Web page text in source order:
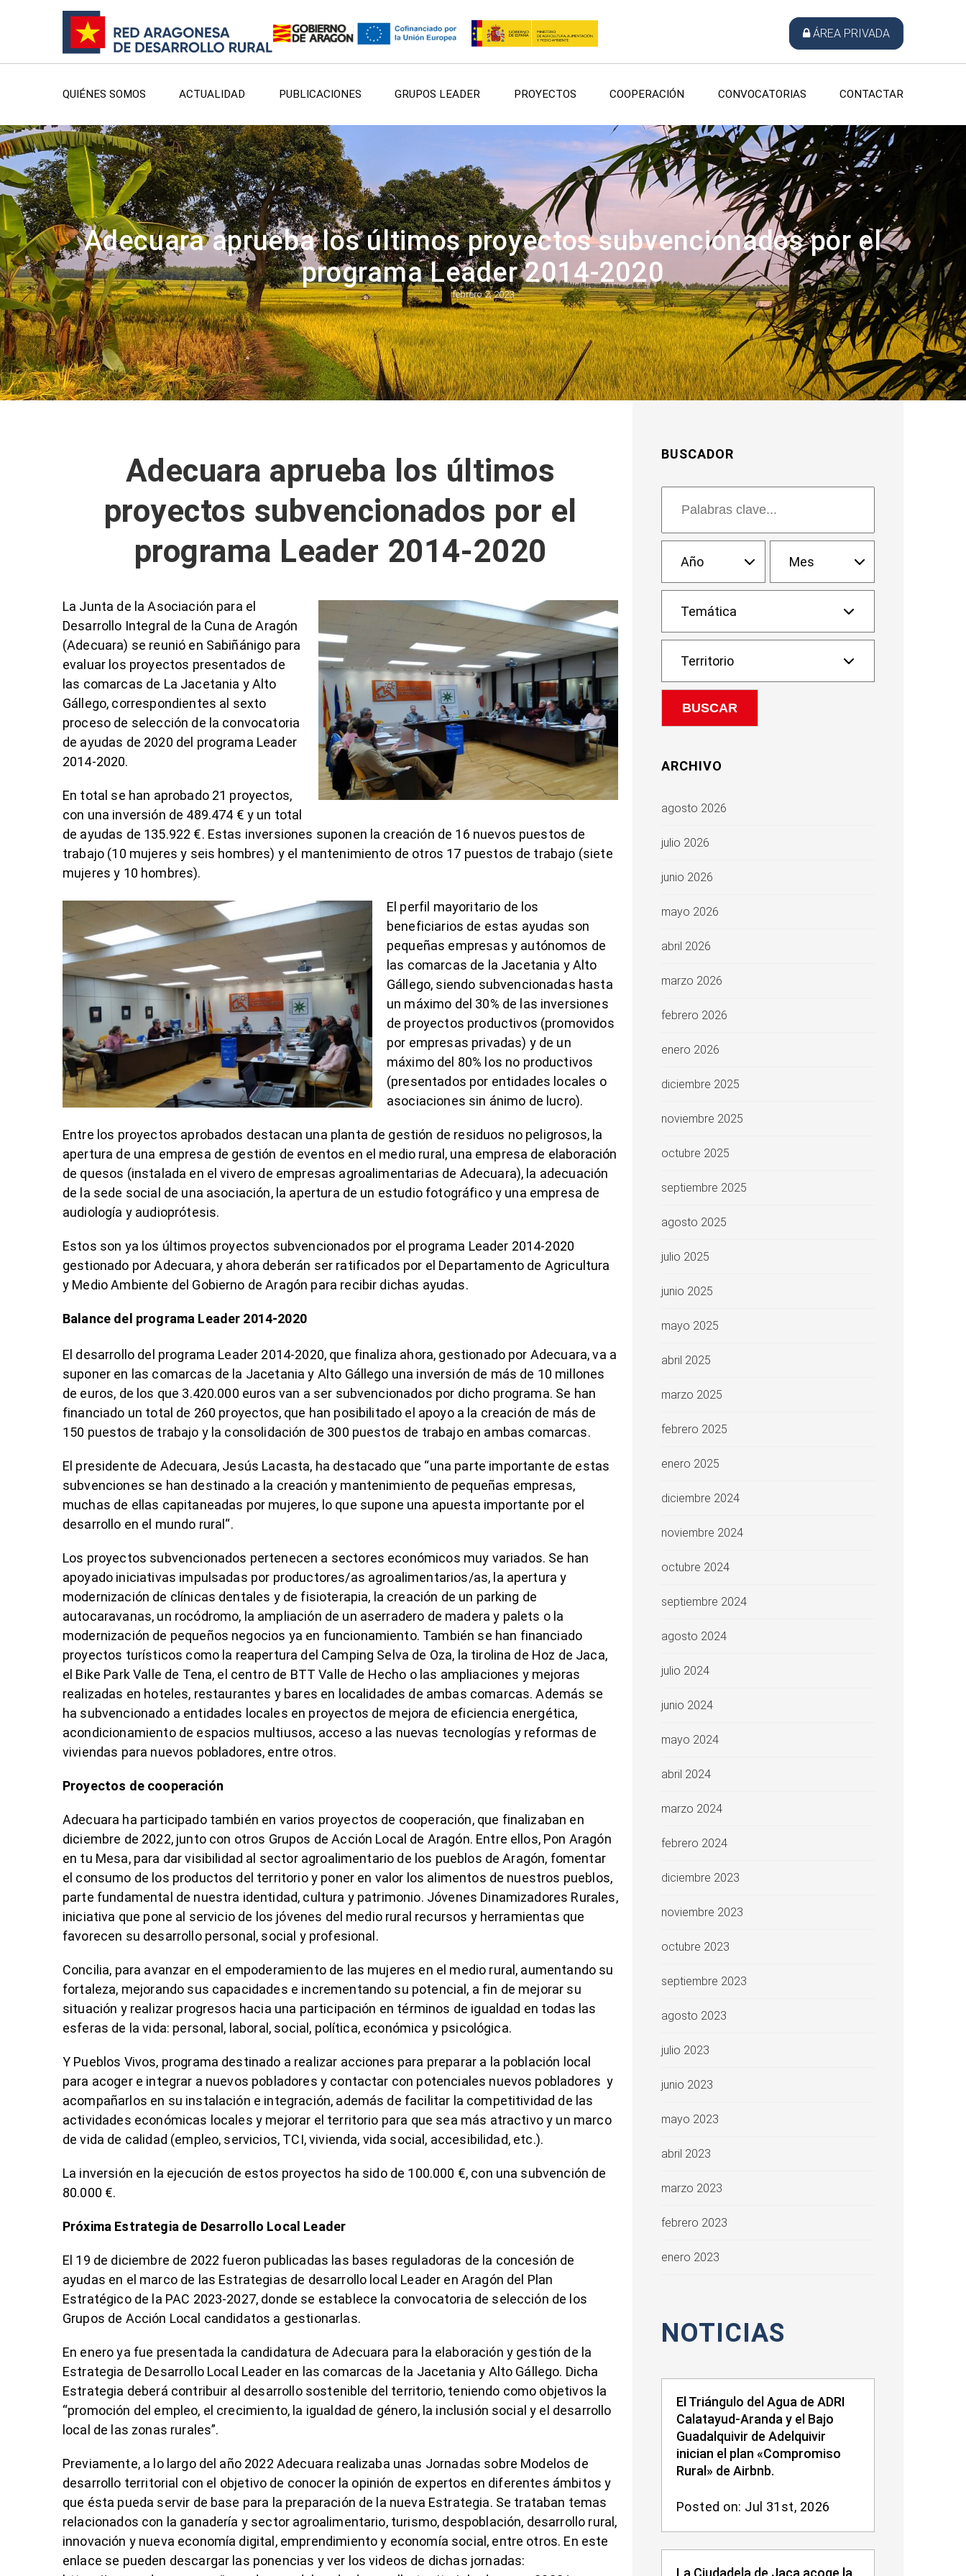
ÁREA PRIVADA
QUIÉNES SOMOS ACTUALIDAD PUBLICACIONES GRUPOS LEADER PROYECTOS COOPERACIÓN CONVOCATORIAS CONTACTAR
Adecuara aprueba los últimos proyectos subvencionados por el
programa Leader 2014-2020
febrero 2, 2023
Adecuara aprueba los últimos
proyectos subvencionados por el
programa Leader 2014-2020
La Junta de la Asociación para el
Desarrollo Integral de la Cuna de Aragón
(Adecuara) se reunió en Sabiñánigo para
evaluar los proyectos presentados de
las comarcas de La Jacetania y Alto
Gállego, correspondientes al sexto
proceso de selección de la convocatoria
de ayudas de 2020 del programa Leader
2014-2020.
En total se han aprobado 21 proyectos,
con una inversión de 489.474 € y un total
de ayudas de 135.922 €. Estas inversiones suponen la creación de 16 nuevos puestos de
trabajo (10 mujeres y seis hombres) y el mantenimiento de otros 17 puestos de trabajo (siete
mujeres y 10 hombres).
El perfil mayoritario de los
beneficiarios de estas ayudas son
pequeñas empresas y autónomos de
las comarcas de la Jacetania y Alto
Gállego, siendo subvencionadas hasta
un máximo del 30% de las inversiones
de proyectos productivos (promovidos
por empresas privadas) y de un
máximo del 80% los no productivos
(presentados por entidades locales o
asociaciones sin ánimo de lucro).
Entre los proyectos aprobados destacan una planta de gestión de residuos no peligrosos, la
apertura de una empresa de gestión de eventos en el medio rural, una empresa de elaboración
de quesos (instalada en el vivero de empresas agroalimentarias de Adecuara), la adecuación
de la sede social de una asociación, la apertura de un estudio fotográfico y una empresa de
audiología y audioprótesis.
Estos son ya los últimos proyectos subvencionados por el programa Leader 2014-2020
gestionado por Adecuara, y ahora deberán ser ratificados por el Departamento de Agricultura
y Medio Ambiente del Gobierno de Aragón para recibir dichas ayudas.
Balance del programa Leader 2014-2020
El desarrollo del programa Leader 2014-2020, que finaliza ahora, gestionado por Adecuara, va a
suponer en las comarcas de la Jacetania y Alto Gállego una inversión de más de 10 millones
de euros, de los que 3.420.000 euros van a ser subvencionados por dicho programa. Se han
financiado un total de 260 proyectos, que han posibilitado el apoyo a la creación de más de
150 puestos de trabajo y la consolidación de 300 puestos de trabajo en ambas comarcas.
El presidente de Adecuara, Jesús Lacasta, ha destacado que “una parte importante de estas
subvenciones se han destinado a la creación y mantenimiento de pequeñas empresas,
muchas de ellas capitaneadas por mujeres, lo que supone una apuesta importante por el
desarrollo en el mundo rural“.
Los proyectos subvencionados pertenecen a sectores económicos muy variados. Se han
apoyado iniciativas impulsadas por productores/as agroalimentarios/as, la apertura y
modernización de clínicas dentales y de fisioterapia, la creación de un parking de
autocaravanas, un rocódromo, la ampliación de un aserradero de madera y palets o la
modernización de pequeños negocios ya en funcionamiento. También se han financiado
proyectos turísticos como la reapertura del Camping Selva de Oza, la tirolina de Hoz de Jaca,
el Bike Park Valle de Tena, el centro de BTT Valle de Hecho o las ampliaciones y mejoras
realizadas en hoteles, restaurantes y bares en localidades de ambas comarcas. Además se
ha subvencionado a entidades locales en proyectos de mejora de eficiencia energética,
acondicionamiento de espacios multiusos, acceso a las nuevas tecnologías y reformas de
viviendas para nuevos pobladores, entre otros.
Proyectos de cooperación
Adecuara ha participado también en varios proyectos de cooperación, que finalizaban en
diciembre de 2022, junto con otros Grupos de Acción Local de Aragón. Entre ellos, Pon Aragón
en tu Mesa, para dar visibilidad al sector agroalimentario de los pueblos de Aragón, fomentar
el consumo de los productos del territorio y poner en valor los alimentos de nuestros pueblos,
parte fundamental de nuestra identidad, cultura y patrimonio. Jóvenes Dinamizadores Rurales,
iniciativa que pone al servicio de los jóvenes del medio rural recursos y herramientas que
favorecen su desarrollo personal, social y profesional.
Concilia, para avanzar en el empoderamiento de las mujeres en el medio rural, aumentando su
fortaleza, mejorando sus capacidades e incrementando su potencial, a fin de mejorar su
situación y realizar progresos hacia una participación en términos de igualdad en todas las
esferas de la vida: personal, laboral, social, política, económica y psicológica.
Y Pueblos Vivos, programa destinado a realizar acciones para preparar a la población local
para acoger e integrar a nuevos pobladores y contactar con potenciales nuevos pobladores y
acompañarlos en su instalación e integración, además de facilitar la competitividad de las
actividades económicas locales y mejorar el territorio para que sea más atractivo y un marco
de vida de calidad (empleo, servicios, TCI, vivienda, vida social, accesibilidad, etc.).
La inversión en la ejecución de estos proyectos ha sido de 100.000 €, con una subvención de
80.000 €.
Próxima Estrategia de Desarrollo Local Leader
El 19 de diciembre de 2022 fueron publicadas las bases reguladoras de la concesión de
ayudas en el marco de las Estrategias de desarrollo local Leader en Aragón del Plan
Estratégico de la PAC 2023-2027, donde se establece la convocatoria de selección de los
Grupos de Acción Local candidatos a gestionarlas.
En enero ya fue presentada la candidatura de Adecuara para la elaboración y gestión de la
Estrategia de Desarrollo Local Leader en las comarcas de la Jacetania y Alto Gállego. Dicha
Estrategia deberá contribuir al desarrollo sostenible del territorio, teniendo como objetivos la
“promoción del empleo, el crecimiento, la igualdad de género, la inclusión social y el desarrollo
local de las zonas rurales”.
Previamente, a lo largo del año 2022 Adecuara realizaba unas Jornadas sobre Modelos de
desarrollo territorial con el objetivo de conocer la opinión de expertos en diferentes ámbitos y
que ésta pueda servir de base para la preparación de la nueva Estrategia. Se trataban temas
relacionados con la ganadería y sector agroalimentario, turismo, despoblación, desarrollo rural,
innovación y nueva economía digital, emprendimiento y economía social, entre otros. En este
enlace se pueden descargar las ponencias y ver los videos de dichas jornadas:
BUSCADOR
ARCHIVO
agosto 2026
julio 2026
junio 2026
mayo 2026
abril 2026
marzo 2026
febrero 2026
enero 2026
diciembre 2025
noviembre 2025
octubre 2025
septiembre 2025
agosto 2025
julio 2025
junio 2025
mayo 2025
abril 2025
marzo 2025
febrero 2025
enero 2025
diciembre 2024
noviembre 2024
octubre 2024
septiembre 2024
agosto 2024
julio 2024
junio 2024
mayo 2024
abril 2024
marzo 2024
febrero 2024
diciembre 2023
noviembre 2023
octubre 2023
septiembre 2023
agosto 2023
julio 2023
junio 2023
mayo 2023
abril 2023
marzo 2023
febrero 2023
enero 2023
NOTICIAS
El Triángulo del Agua de ADRI
Calatayud-Aranda y el Bajo
Guadalquivir de Adelquivir
inician el plan «Compromiso
Rural» de Airbnb.
Posted on: Jul 31st, 2026